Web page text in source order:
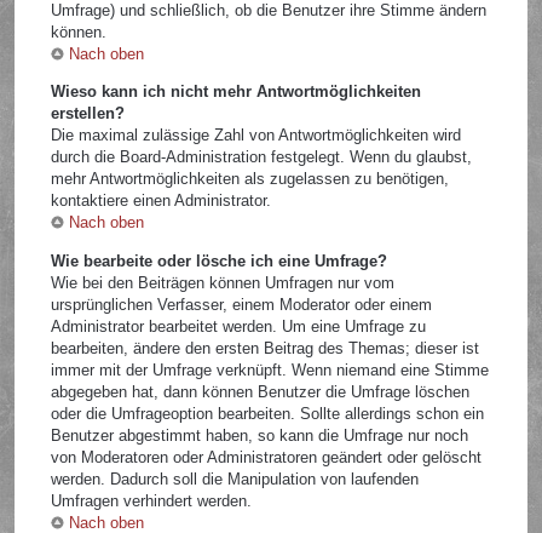
Umfrage) und schließlich, ob die Benutzer ihre Stimme ändern
können.
Nach oben
Wieso kann ich nicht mehr Antwortmöglichkeiten
erstellen?
Die maximal zulässige Zahl von Antwortmöglichkeiten wird
durch die Board-Administration festgelegt. Wenn du glaubst,
mehr Antwortmöglichkeiten als zugelassen zu benötigen,
kontaktiere einen Administrator.
Nach oben
Wie bearbeite oder lösche ich eine Umfrage?
Wie bei den Beiträgen können Umfragen nur vom
ursprünglichen Verfasser, einem Moderator oder einem
Administrator bearbeitet werden. Um eine Umfrage zu
bearbeiten, ändere den ersten Beitrag des Themas; dieser ist
immer mit der Umfrage verknüpft. Wenn niemand eine Stimme
abgegeben hat, dann können Benutzer die Umfrage löschen
oder die Umfrageoption bearbeiten. Sollte allerdings schon ein
Benutzer abgestimmt haben, so kann die Umfrage nur noch
von Moderatoren oder Administratoren geändert oder gelöscht
werden. Dadurch soll die Manipulation von laufenden
Umfragen verhindert werden.
Nach oben